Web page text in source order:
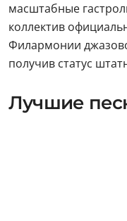
масштабные
коллектив
Филармонии
получив статус
Лучшие